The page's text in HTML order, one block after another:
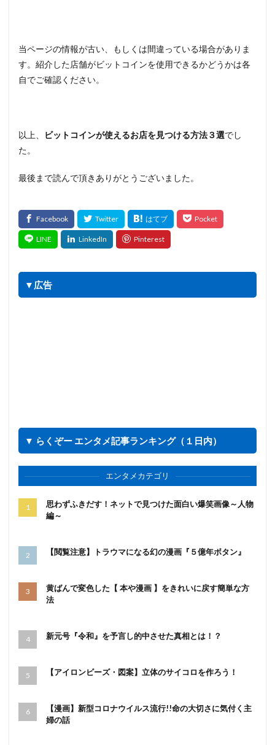
当ページの情報が古い、もしくは間違っている場合がありま
す。紹介した店舗がビットコインを使用できるかどうかは各
自でご確認ください。
以上、 ビットコインが使えるお店を見つける方法３選でし
た。
最後まで読んで頂きありがとうございました。
▼広告
▼ らくぞー エンタメ記事ランキング（１日内）
エンタメカテゴリ
思わずふきだす！ネットで見つけた面白い爆笑画像～人物
編～
【閲覧注意】トラウマになる幻の漫画『５億年ボタン』
黄ばんで変色した【 本や漫画 】をきれいに戻す簡単な方
法
新元号『令和』を予言し的中させた真相とは！？
【アイロンビーズ・図案】立体のサイコロを作ろう！
【漫画】新型コロナウイルス流行!!命の大切さに気付く主
婦の話